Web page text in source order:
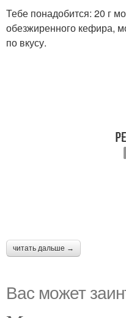
Тебе понадобится: 20 г
обезжиренного кефира,
по вкусу.
читать дальше →
Вас может